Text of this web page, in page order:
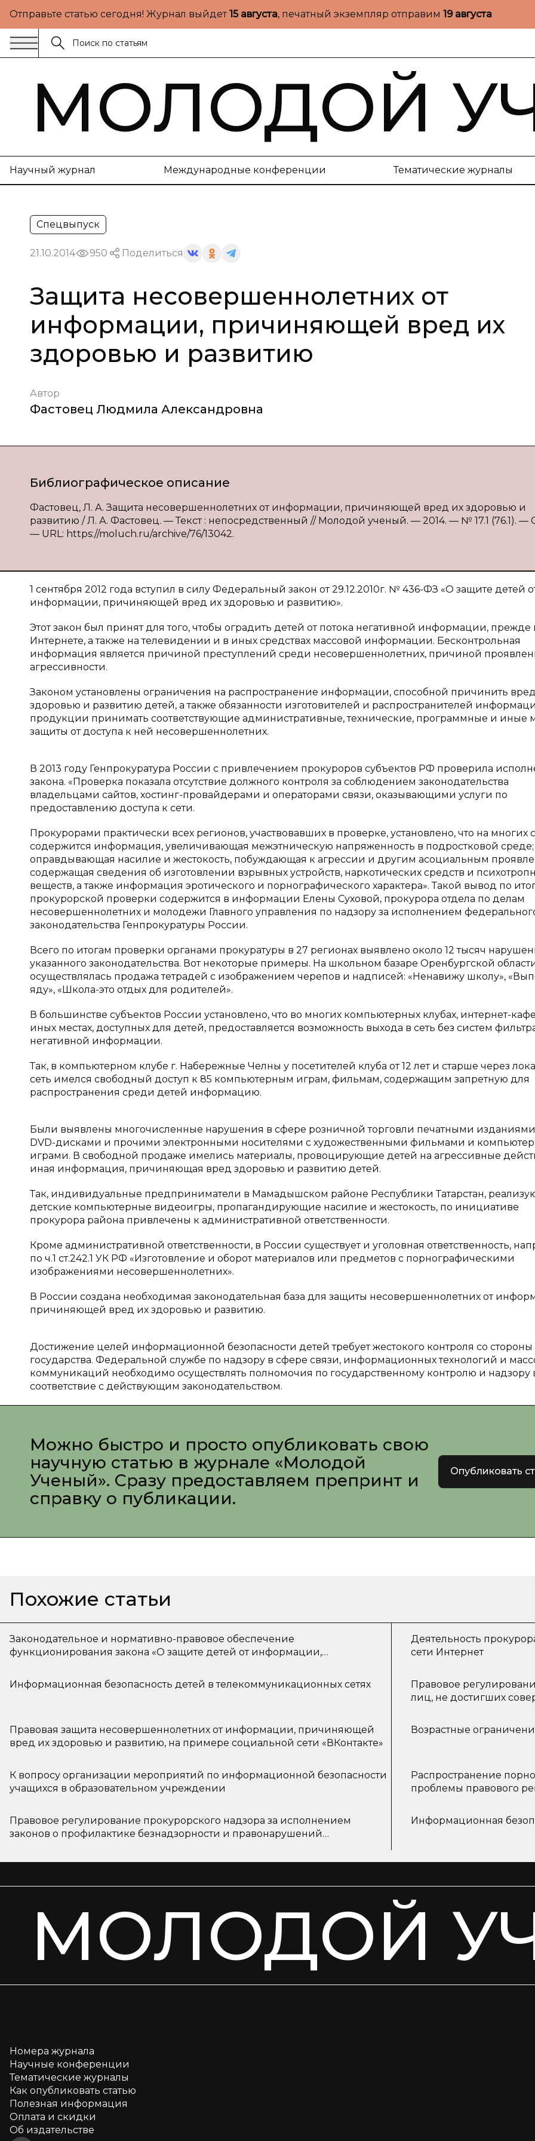
Отправьте статью сегодня! Журнал выйдет15 августа, печатный экземпляр отправим 19 августа
МОЛОДОЙ
Научный журнал Международные конференции Тематические журналы
Спецвыпуск
21.10.2014 950 Поделиться
Защита несовершеннолетних от
информации, причиняющей вред их
здоровью и развитию
Автор
Фастовец Людмила Александровна
Библиографическое описание
Фастовец, Л. А. Защита несовершеннолетних от информации, причиняющей вред их здоровью и
развитию / Л. А. Фастовец. — Текст : непосредственный // Молодой ученый. — 2014. — № 17.1 (76.1). —
— URL: https://moluch.ru/archive/76/13042.
1 сентября 2012 года вступил в силу Федеральный закон от 29.12.2010г. № 436-ФЗ «О защите детей
информации, причиняющей вред их здоровью и развитию».
Этот закон был принят для того, чтобы оградить детей от потока негативной информации, прежде
Интернете, а также на телевидении и в иных средствах массовой информации. Бесконтрольная
информация является причиной преступлений среди несовершеннолетних, причиной
агрессивности.
Законом установлены ограничения на распространение информации, способной причинить вред
здоровью и развитию детей, а также обязанности изготовителей и распространителей
продукции принимать соответствующие административные, технические, программные и иные
защиты от доступа к ней несовершеннолетних.
В 2013 году Генпрокуратура России с привлечением прокуроров субъектов РФ проверила
закона. «Проверка показала отсутствие должного контроля за соблюдением законодательства
владельцами сайтов, хостинг-провайдерами и операторами связи, оказывающими услуги по
предоставлению доступа к сети.
Прокурорами практически всех регионов, участвовавших в проверке, установлено, что на многих
содержится информация, увеличивающая межэтническую напряженность в подростковой среде;
оправдывающая насилие и жестокость, побуждающая к агрессии и другим асоциальным
содержащая сведения об изготовлении взрывных устройств, наркотических средств и
веществ, а также информация эротического и порнографического характера». Такой вывод по
прокурорской проверки содержится в информации Елены Суховой, прокурора отдела по делам
несовершеннолетних и молодежи Главного управления по надзору за исполнением
законодательства Генпрокуратуры России.
Всего по итогам проверки органами прокуратуры в 27 регионах выявлено около 12 тысяч
указанного законодательства. Вот некоторые примеры. На школьном базаре Оренбургской
осуществлялась продажа тетрадей с изображением черепов и надписей: «Ненавижу школу»,
яду», «Школа-это отдых для родителей».
В большинстве субъектов России установлено, что во многих компьютерных клубах, интернет-
иных местах, доступных для детей, предоставляется возможность выхода в сеть без систем
негативной информации.
Так, в компьютерном клубе г. Набережные Челны у посетителей клуба от 12 лет и старше через
сеть имелся свободный доступ к 85 компьютерным играм, фильмам, содержащим запретную для
распространения среди детей информацию.
Были выявлены многочисленные нарушения в сфере розничной торговли печатными
DVD-дисками и прочими электронными носителями с художественными фильмами и
играми. В свободной продаже имелись материалы, провоцирующие детей на агрессивные
иная информация, причиняющая вред здоровью и развитию детей.
Так, индивидуальные предприниматели в Мамадышском районе Республики Татарстан,
детские компьютерные видеоигры, пропагандирующие насилие и жестокость, по инициативе
прокурора района привлечены к административной ответственности.
Кроме административной ответственности, в России существует и уголовная ответственность,
по ч.1 ст.242.1 УК РФ «Изготовление и оборот материалов или предметов с порнографическими
изображениями несовершеннолетних».
В России создана необходимая законодательная база для защиты несовершеннолетних от
причиняющей вред их здоровью и развитию.
Достижение целей информационной безопасности детей требует жестокого контроля со стороны
государства. Федеральной службе по надзору в сфере связи, информационных технологий и
коммуникаций необходимо осуществлять полномочия по государственному контролю и надзору
соответствие с действующим законодательством.
Можно быстро и просто опубликовать свою
научную статью в журнале «Молодой
Ученый». Сразу предоставляем препринт и
справку о публикации.
Опубликовать
Похожие статьи
Законодательное и нормативно-правовое обеспечение
функционирования закона «О защите детей от информации,
Деятельность
сети Интернет
Информационная безопасность детей в телекоммуникационных сетях
Правовое
лиц, не достигших
Правовая защита несовершеннолетних от информации, причиняющей
вред их здоровью и развитию, на примере социальной сети «ВКонтакте»
Возрастные
К вопросу организации мероприятий по информационной безопасности
учащихся в образовательном учреждении
Распространение
проблемы правового
Правовое регулирование прокурорского надзора за исполнением
законов о профилактике безнадзорности и правонарушений
Информационная
МОЛОДОЙ
Номера журнала
Научные конференции
Тематические журналы
Как опубликовать статью
Полезная информация
Оплата и скидки
Об издательстве